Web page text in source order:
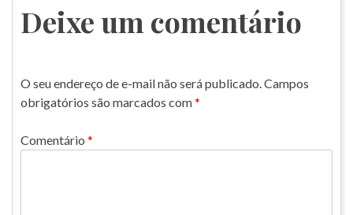
Post
Deixe um comentário
O seu endereço de e-mail não será publicado.Campos
obrigatórios são marcados com*
Comentário *